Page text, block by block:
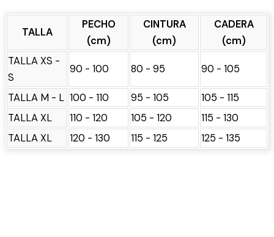
TALLA
PECHO
(cm)
CINTURA
(cm)
CADERA
(cm)
TALLA XS -
S
90 - 100 80 - 95 90 - 105
TALLA M - L 100 - 110 95 - 105
105 - 115
TALLA XL
110 - 120 105 - 120
115 - 130
TALLA XL
120 - 130 115 - 125 125 - 135